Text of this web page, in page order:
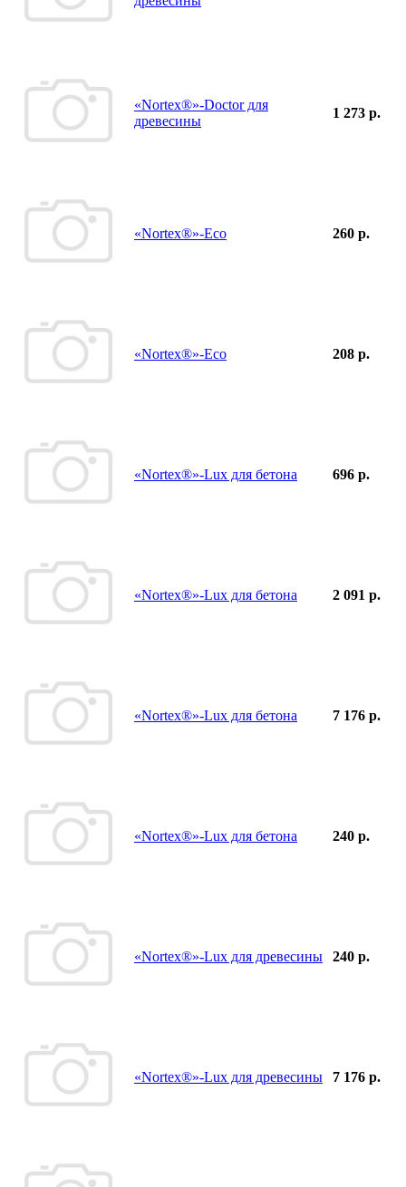
«Nortex®»-Doctor для
древесины
1 273 р.
«Nortex®»-Eco 260 р.
«Nortex®»-Eco 208 р.
«Nortex®»-Lux для бетона 696 р.
«Nortex®»-Lux для бетона 2 091 р.
«Nortex®»-Lux для бетона 7 176 р.
«Nortex®»-Lux для бетона 240 р.
«Nortex®»-Lux для древесины 240 р.
«Nortex®»-Lux для древесины 7 176 р.